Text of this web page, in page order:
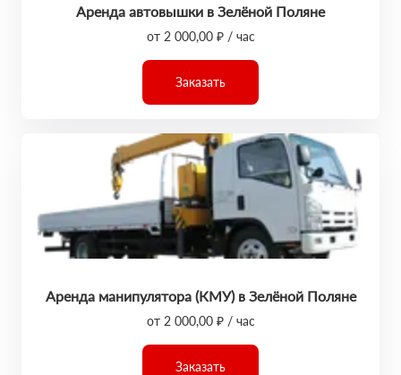
Аренда автовышки в Зелёной Поляне
от 2 000,00 ₽ / час
Заказать
Аренда манипулятора (КМУ) в Зелёной Поляне
от 2 000,00 ₽ / час
Заказать